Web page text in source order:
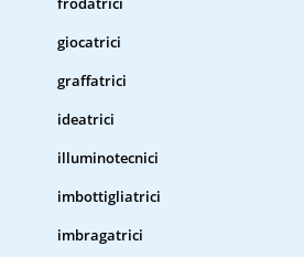
giocatrici
graffatrici
ideatrici
illuminotecnici
imbottigliatrici
imbragatrici